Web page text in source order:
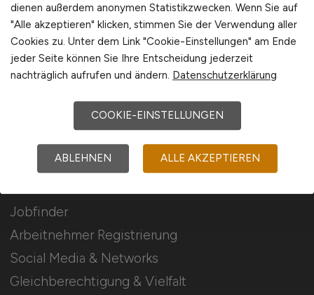
Für Arbeitnehmer
Jobfinder
Arbeitnehmer Registrierung
Social Media & Networks
Gleichberechtigung & Vielfalt
Mediadaten & Konditionen
Arbeitgeber Seite
Arbeitgeber Kontakt
Karrierenetzwerk
dienen außerdem anonymen Statistikzwecken. Wenn Sie auf
"Alle akzeptieren" klicken, stimmen Sie der Verwendung aller
Cookies zu. Unter dem Link "Cookie-Einstellungen" am Ende
jeder Seite können Sie Ihre Entscheidung jederzeit
nachträglich aufrufen und ändern. Datenschutzerklärung
COOKIE-EINSTELLUNGEN
ABLEHNEN ALLE AKZEPTIEREN